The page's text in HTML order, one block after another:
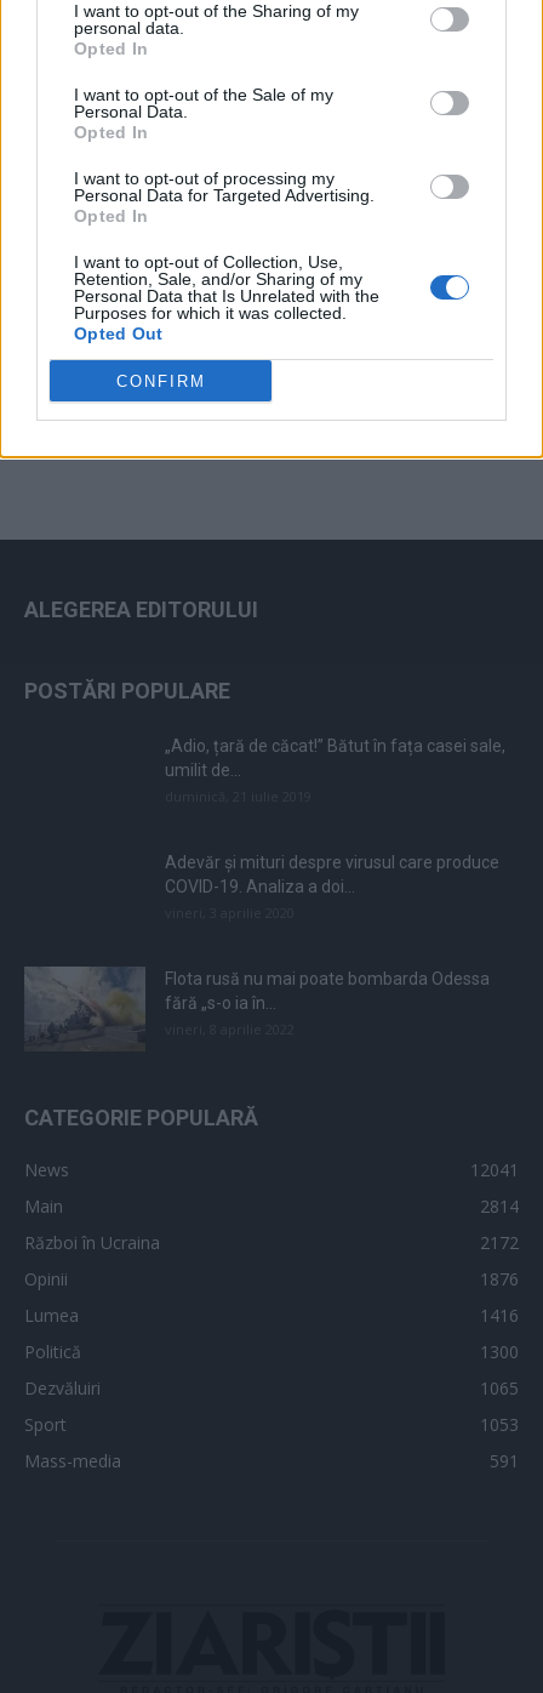
I want to opt-out of the Sharing of my
personal data.
Opted In
I want to opt-out of the Sale of my
Personal Data.
Opted In
I want to opt-out of processing my
Personal Data for Targeted Advertising.
Opted In
I want to opt-out of Collection, Use,
Retention, Sale, and/or Sharing of my
Personal Data that Is Unrelated with the
Purposes for which it was collected.
Opted Out
CONFIRM
Arhiva sondajelor
ad
ALEGEREA EDITORULUI
POSTĂRI POPULARE
„Adio, țară de căcat!” Bătut în fața casei sale,
umilit de...
Adevăr și mituri despre virusul care produce
COVID-19. Analiza a doi...
Flota rusă nu mai poate bombarda Odessa
fără „s-o ia în...
CATEGORIE POPULARĂ
News
12041
Main
2814
Război în Ucraina
2172
Opinii
1876
Lumea
1416
Politică
1300
Dezvăluiri
1065
Sport
1053
Mass-media
591